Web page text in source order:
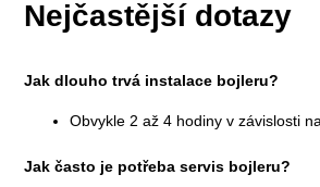
Nejčastější dotazy
Jak dlouho trvá instalace bojleru?
Obvykle 2 až 4 hodiny v závislosti
Jak často je potřeba servis bojleru?